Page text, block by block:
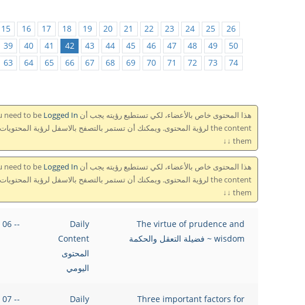
15 16 17 18 19 20 21 22 23 24 25
26
39 40 41 42 43 44 45 46 47 48 49
50
63 64 65 66 67 68 69 70 71 72 73
74
هذا المحتوى خاص بالأعضاء، لكي تستطيع رؤيته يجب أن This content is for members only, so to see it you need to be Logged In تسجل دخول
them ↓↓
هذا المحتوى خاص بالأعضاء، لكي تستطيع رؤيته يجب أن This content is for members only, so to see it you need to be Logged In تسجل دخول
them ↓↓
The virtue of prudence and
wisdom ~ فضيلة التعقل والحكمة
Daily
Content
المحتوى
اليومي
-- 06 مجموعة 6 تأملات عامة
Three important factors for
Daily
-- 07 مجموعة 7 تأملات عامة